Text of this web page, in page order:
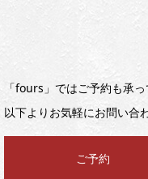
「fours」ではご予約も承っ
以下よりお気軽にお問い合
ご予約